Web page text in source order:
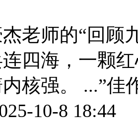
老师的“回顾
连四海，一颗
核强。 ...”
10-8 18:44